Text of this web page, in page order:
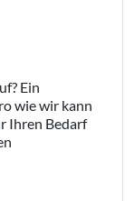
Ein
wie wir kann
Ihren Bedarf